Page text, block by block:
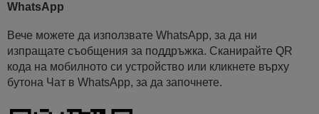
WhatsApp
Вече можете да използвате WhatsApp, за да ни
изпращате съобщения за поддръжка. Сканирайте QR
кода на мобилното си устройство или кликнете върху
бутона Чат в WhatsApp, за да започнете.